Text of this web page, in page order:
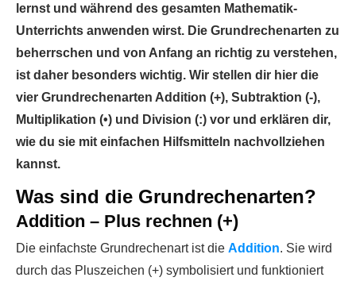
lernst und während des gesamten Mathematik-
Unterrichts anwenden wirst. Die Grundrechenarten zu
beherrschen und von Anfang an richtig zu verstehen,
ist daher besonders wichtig. Wir stellen dir hier die
vier Grundrechenarten Addition (+), Subtraktion (-),
Multiplikation (•) und Division (:) vor und erklären dir,
wie du sie mit einfachen Hilfsmitteln nachvollziehen
kannst.
Was sind die Grundrechenarten?
Addition – Plus rechnen (+)
Die einfachste Grundrechenart ist die Addition. Sie wird
durch das Pluszeichen (+) symbolisiert und funktioniert